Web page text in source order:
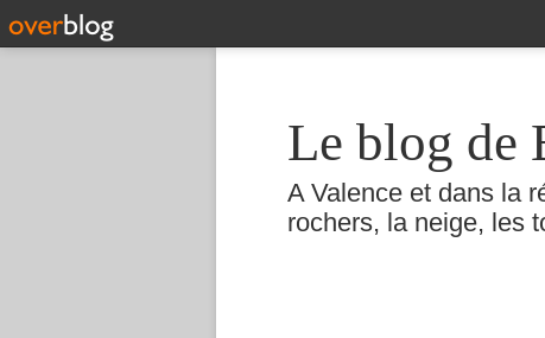
Le blog de
A Valence et dans la
rochers, la neige, les